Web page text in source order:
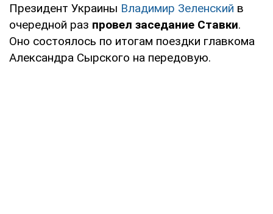
Президент Украины Владимир Зеленский в
очередной раз провел заседание Ставки.
Оно состоялось по итогам поездки главкома
Александра Сырского на передовую.